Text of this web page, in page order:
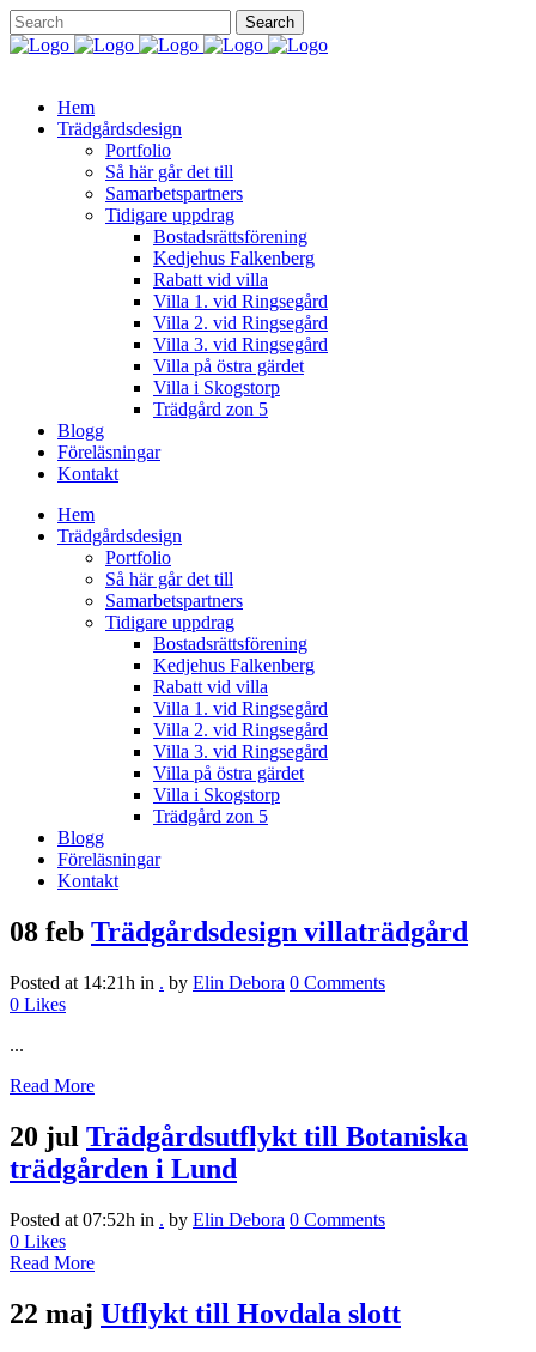
Hem
Trädgårdsdesign
Portfolio
Så här går det till
Samarbetspartners
Tidigare uppdrag
Bostadsrättsförening
Kedjehus Falkenberg
Rabatt vid villa
Villa 1. vid Ringsegård
Villa 2. vid Ringsegård
Villa 3. vid Ringsegård
Villa på östra gärdet
Villa i Skogstorp
Trädgård zon 5
Blogg
Föreläsningar
Kontakt
Hem
Trädgårdsdesign
Portfolio
Så här går det till
Samarbetspartners
Tidigare uppdrag
Bostadsrättsförening
Kedjehus Falkenberg
Rabatt vid villa
Villa 1. vid Ringsegård
Villa 2. vid Ringsegård
Villa 3. vid Ringsegård
Villa på östra gärdet
Villa i Skogstorp
Trädgård zon 5
Blogg
Föreläsningar
Kontakt
08 feb Trädgårdsdesign villaträdgård
Posted at 14:21h in . by Elin Debora 0 Comments
0 Likes
...
Read More
20 jul Trädgårdsutflykt till Botaniska
trädgården i Lund
Posted at 07:52h in . by Elin Debora 0 Comments
0 Likes
Read More
22 maj Utflykt till Hovdala slott